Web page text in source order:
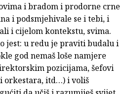
i bradom i prodorne crne
i podsmjehivale se i tebi, i
i cijelom kontekstu, svima.
jest: u redu je praviti budalu i
god nemaš loše namjere
pozicijama, šefovi
orkestara, itd…) i voliš